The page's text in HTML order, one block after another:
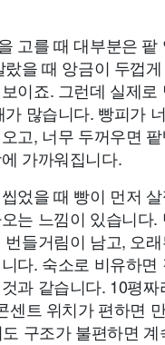
고를 때 대부분은 팥
랐을 때 앙금이 두껍
이죠. 그런데 실제로
많습니다. 빵피가
고, 너무 두꺼우면
가까워집니다.
었을 때 빵이 먼저
는 느낌이 있습니다.
들거림이 남고, 오
다. 숙소로 비유하면
과 같습니다. 10평짜
센트 위치가 편하면
구조가 불편하면 계